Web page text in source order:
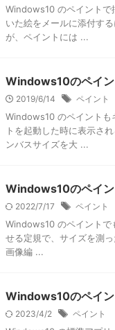
Windows10 のペイントで
いた絵をメールに添付す
が、ペイントには ...
Windows10のペイン
2019/6/14 ペイント
Windows10 のペイントも
トを起動した時に表示さ
ンバスサイズを大 ...
Windows10のペイン
2022/7/17 ペイント
Windows10 のペイントで
せる定規で、サイズを測
画像編 ...
Windows10のペイン
2023/4/2 ペイント